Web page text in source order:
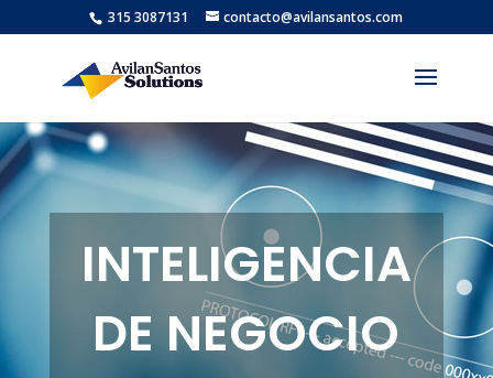
315 3087131 contacto@avilansantos.com
INTELIGENCIA
DE NEGOCIO